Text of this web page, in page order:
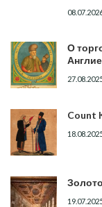
О
Count